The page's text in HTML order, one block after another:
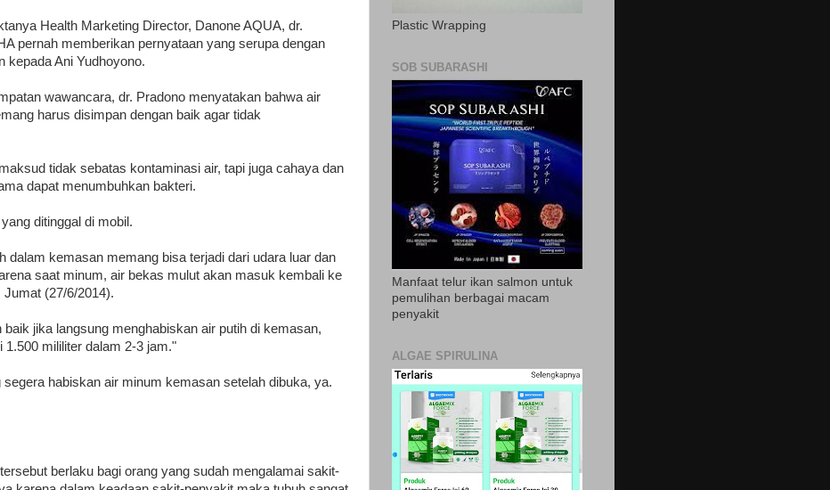
Health Marketing Director, Danone AQUA, dr.
pernah memberikan pernyataan yang serupa dengan
kepada Ani Yudhoyono.
wawancara, dr. Pradono menyatakan bahwa air
harus disimpan dengan baik agar tidak
tidak sebatas kontaminasi air, tapi juga cahaya dan
dapat menumbuhkan bakteri.
ditinggal di mobil.
dalam kemasan memang bisa terjadi dari udara luar dan
saat minum, air bekas mulut akan masuk kembali ke
Jumat (27/6/2014).
baik jika langsung menghabiskan air putih di kemasan,
mililiter dalam 2-3 jam."
habiskan air minum kemasan setelah dibuka, ya.
berlaku bagi orang yang sudah mengalamai sakit-
Plastic Wrapping
SOB SUBARASHI
Manfaat telur ikan salmon untuk
pemulihan berbagai macam
penyakit
ALGAE SPIRULINA